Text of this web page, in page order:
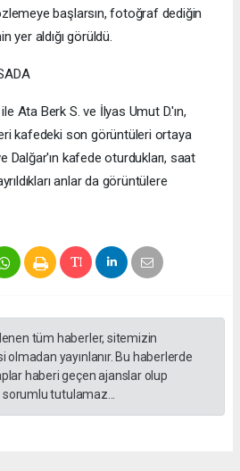
başlarsın, fotoğraf dediğin
yer aldığı görüldü.
Ata Berk S. ve İlyas Umut D.'ın,
kafedeki son görüntüleri ortaya
Dalğar'ın kafede oturdukları, saat
anlar da görüntülere
tüm haberler, sitemizin
yayınlanır. Bu haberlerde
haberi geçen ajanslar olup
tutulamaz...